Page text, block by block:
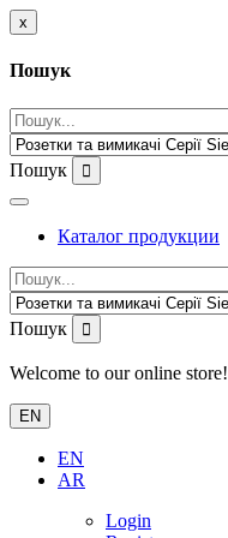
x
Пошук
Пошук
Каталог продукции
Пошук
Welcome to our online store!
EN
EN
AR
Login